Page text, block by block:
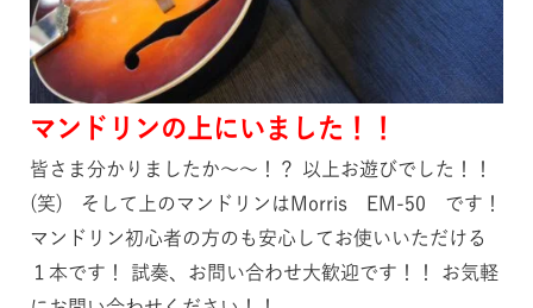
マンドリンの上にいました！！
皆さま分かりましたか～～！？ 以上お遊びでした！！
(笑) そして上のマンドリンはMorris EM-50 です！
マンドリン初心者の方のも安心してお使いいただける
１本です！ 試奏、お問い合わせ大歓迎です！！ お気軽